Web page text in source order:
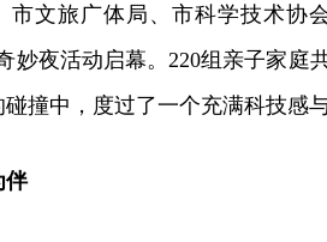
市文旅广体局、市科学技术协
妙夜活动启幕。220组亲子家庭
撞中，度过了一个充满科技感
伴